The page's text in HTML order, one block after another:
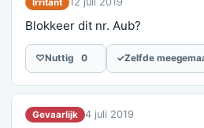
Blokkeer dit nr. Aub?
♡Nuttig 0 ✓Zelfde
Gevaarlijk 4 juli 2019